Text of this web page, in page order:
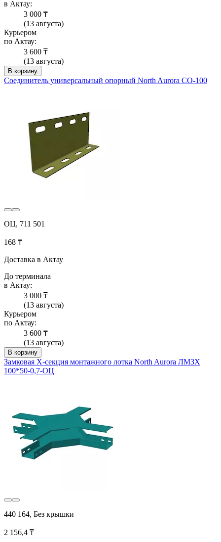
в Актау:
3 000 ₸
(13 августа)
Курьером
по Актау:
3 600 ₸
(13 августа)
В корзину
Соединитель универсальный опорный North Aurora СО-100
ОЦ, 711 501
168 ₸
Доставка в Актау
До терминала
в Актау:
3 000 ₸
(13 августа)
Курьером
по Актау:
3 600 ₸
(13 августа)
В корзину
Замковая Х-секция монтажного лотка North Aurora ЛМЗХ
100*50-0,7-ОЦ
440 164, Без крышки
2 156,4 ₸